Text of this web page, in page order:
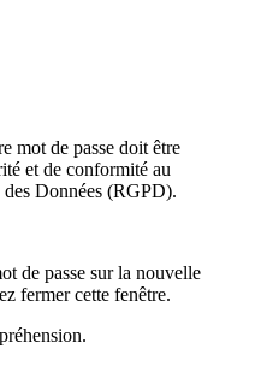
mot de passe doit être
et de conformité au
Données (RGPD).
de passe sur la nouvelle
fermer cette fenêtre.